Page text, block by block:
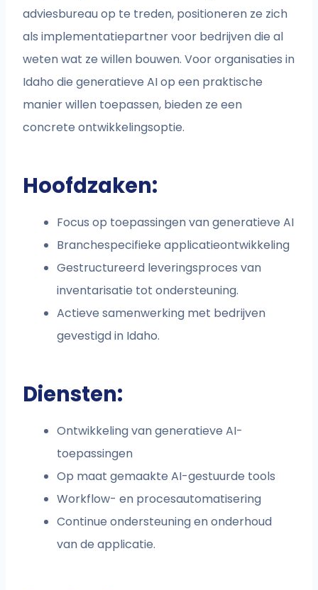
adviesbureau op te treden, positioneren ze zich
als implementatiepartner voor bedrijven die al
weten wat ze willen bouwen. Voor organisaties in
Idaho die generatieve AI op een praktische
manier willen toepassen, bieden ze een
concrete ontwikkelingsoptie.
Hoofdzaken:
Focus op toepassingen van generatieve AI
Branchespecifieke applicatieontwikkeling
Gestructureerd leveringsproces van
inventarisatie tot ondersteuning.
Actieve samenwerking met bedrijven
gevestigd in Idaho.
Diensten:
Ontwikkeling van generatieve AI-
toepassingen
Op maat gemaakte AI-gestuurde tools
Workflow- en procesautomatisering
Continue ondersteuning en onderhoud
van de applicatie.